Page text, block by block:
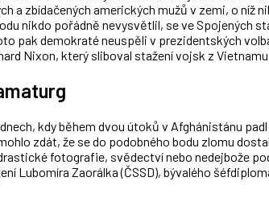
a zbídačených amerických mužů v zemi, o níž
nikdo pořádně nevysvětlil, se ve Spojených
pak demokraté neuspěli v prezidentských
Nixon, který sliboval stažení vojsk z
kdy během dvou útoků v Afghánistánu
zdát, že se do podobného bodu zlomu
fotografie, svědectví nebo nedejbože
Lubomíra Zaorálka (ČSSD), bývalého